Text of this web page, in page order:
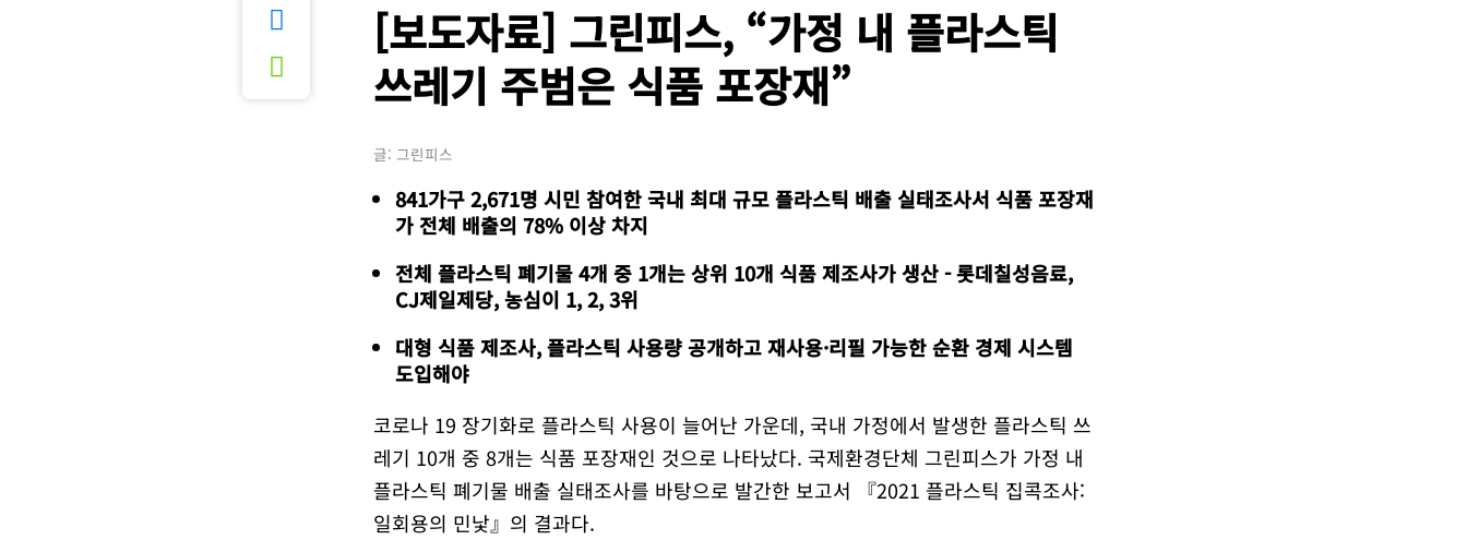
[보도자료] 그린피스, “가정 내 플라스틱
쓰레기 주범은 식품 포장재”
글: 그린피스
841가구 2,671명 시민 참여한 국내 최대 규모 플라스틱 배출 실태조사서 식품 포장재
가 전체 배출의 78% 이상 차지
전체 플라스틱 폐기물 4개 중 1개는 상위 10개 식품 제조사가 생산 - 롯데칠성음료,
CJ제일제당, 농심이 1, 2, 3위
대형 식품 제조사, 플라스틱 사용량 공개하고 재사용·리필 가능한 순환 경제 시스템
도입해야
코로나 19 장기화로 플라스틱 사용이 늘어난 가운데, 국내 가정에서 발생한 플라스틱 쓰
레기 10개 중 8개는 식품 포장재인 것으로 나타났다. 국제환경단체 그린피스가 가정 내
플라스틱 폐기물 배출 실태조사를 바탕으로 발간한 보고서 『2021 플라스틱 집콕조사:
일회용의 민낯』의 결과다.